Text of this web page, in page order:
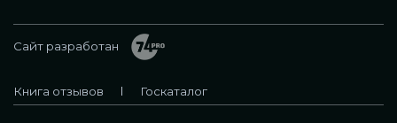
Сайт разработан
Книга отзывов Госкаталог